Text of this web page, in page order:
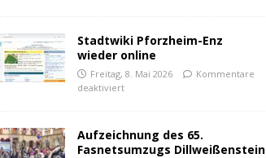
Stadtwiki Pforzheim-Enz
wieder online
Freitag, 8. Mai 2026
Kommentare
deaktiviert
Aufzeichnung des 65.
Fasnetsumzugs Dillweißenstein